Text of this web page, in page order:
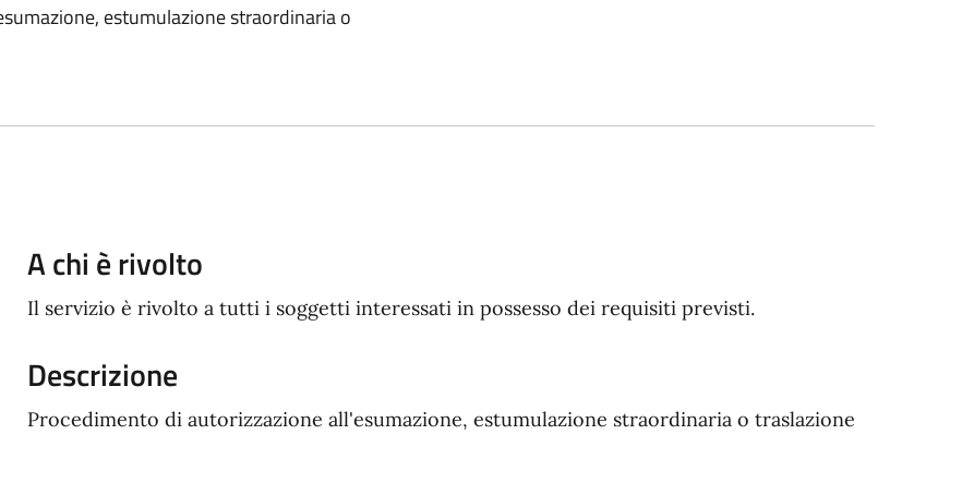
estumulazione straordinaria o
A chi è rivolto
Il servizio è rivolto a tutti i soggetti interessati in possesso dei requisiti previsti.
Descrizione
Procedimento di autorizzazione all'esumazione, estumulazione straordinaria o traslazione